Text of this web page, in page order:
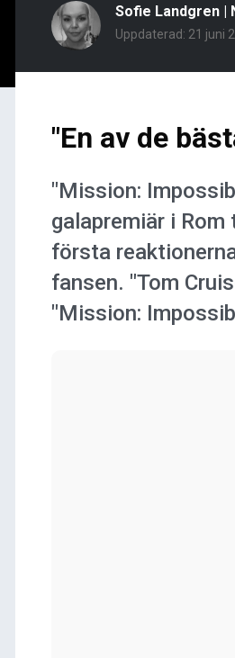
Sofie Landgren |
Uppdaterad: 21 juni
"En av de
"Mission:
galapremiär i
första
fansen. "Tom
"Mission: